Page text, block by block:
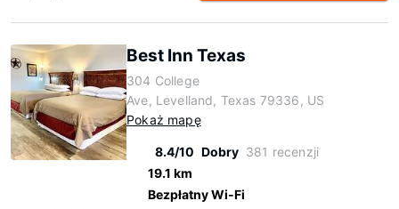
Best Inn Texas
304 College
Ave, Levelland, Texas 79336, US
Pokaż mapę
8.4/10 Dobry 381 recenzji
19.1 km
Bezpłatny Wi-Fi